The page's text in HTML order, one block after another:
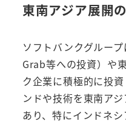
東南アジア展開
ソフトバンクグルー
Grab等への投資）や
ク企業に積極的に投
ンドや技術を東南ア
あり、特にインドネ